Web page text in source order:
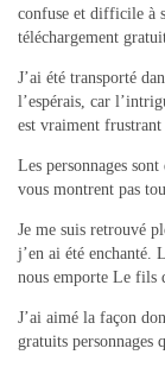
confuse et difficile à
téléchargement
J’ai été transporté
l’espérais, car
est vraiment frustrant
Les personnages
vous montrent pas
Je me suis retrouvé
j’en ai été enchanté.
nous emporte Le fils
J’ai aimé la façon
gratuits personnages